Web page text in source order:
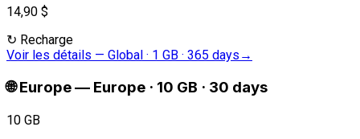
14,90 $
↻ Recharge
Voir les détails — Global · 1 GB · 365 days →
🌐 Europe— Europe · 10 GB · 30 days
10 GB